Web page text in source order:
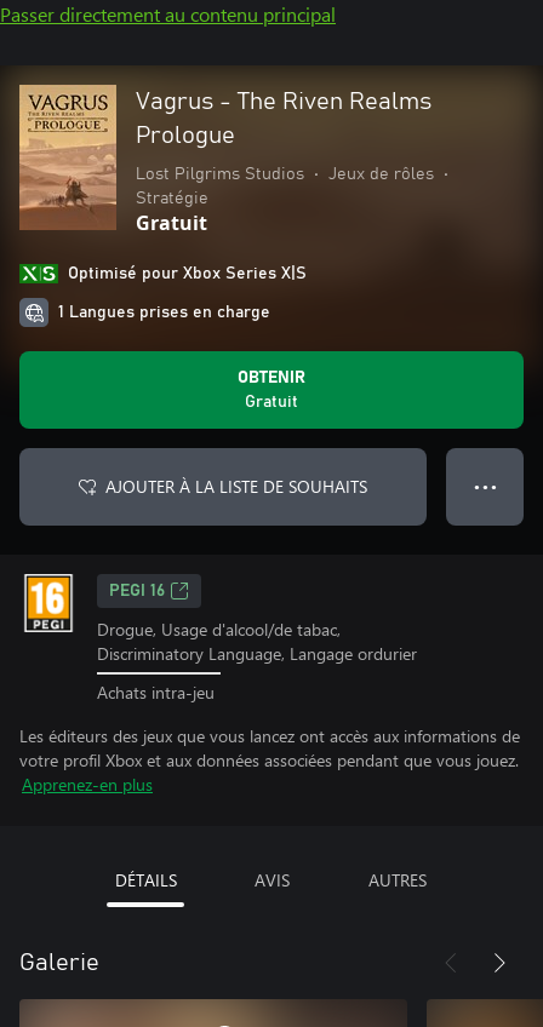
Passer directement au contenu principal
Vagrus - The Riven Realms
Prologue
Lost Pilgrims Studios • Jeux de rôles
•
Stratégie
Gratuit
Optimisé pour Xbox Series X|S
1 Langues prises en charge
OBTENIR
Gratuit
AJOUTER À LA LISTE DE SOUHAITS ● ● ●
PEGI 16
Drogue, Usage d'alcool/de tabac,
Discriminatory Language, Langage ordurier
Achats intra-jeu
Les éditeurs des jeux que vous lancez ont accès aux informations de
votre profil Xbox et aux données associées pendant que vous jouez.
Apprenez-en plus
DÉTAILS AVIS AUTRES
Galerie